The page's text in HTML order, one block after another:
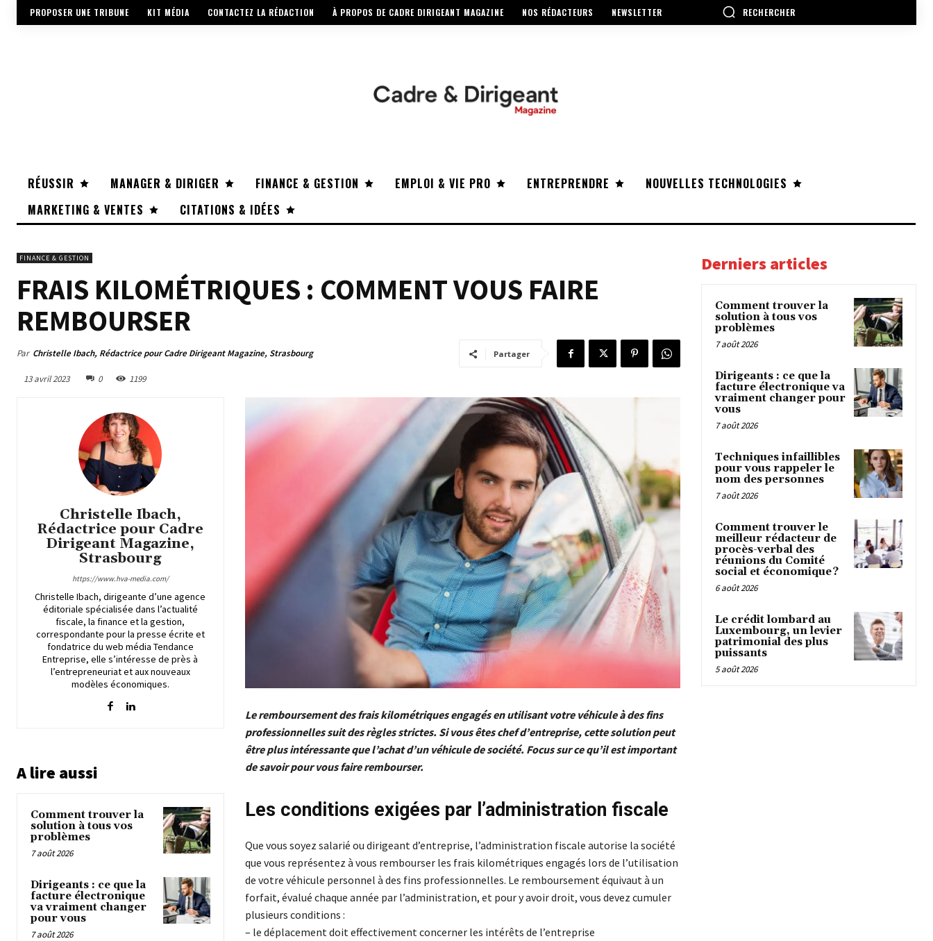
PROPOSER UNE TRIBUNE KIT MÉDIA CONTACTEZ LA RÉDACTION À PROPOS DE CADRE DIRIGEANT MAGAZINE NOS RÉDACTEURS NEWSLETTER RECHERCHER
RÉUSSIR MANAGER & DIRIGER FINANCE & GESTION EMPLOI & VIE PRO ENTREPRENDRE
NOUVELLES TECHNOLOGIES
MARKETING & VENTES
CITATIONS & IDÉES
FINANCE & GESTION
FRAIS KILOMÉTRIQUES : COMMENT VOUS FAIRE
REMBOURSER
Par Christelle Ibach, Rédactrice pour Cadre Dirigeant Magazine, Strasbourg
13 avril 2023 0 1199
Partager
Christelle Ibach,
Rédactrice pour Cadre
Dirigeant Magazine,
Strasbourg
https://www.hva-media.com/
Christelle Ibach, dirigeante d’une agence
éditoriale spécialisée dans l’actualité
fiscale, la finance et la gestion,
correspondante pour la presse écrite et
fondatrice du web média Tendance
Entreprise, elle s’intéresse de près à
l’entrepreneuriat et aux nouveaux
modèles économiques.
A lire aussi
Comment trouver la
solution à tous vos
problèmes
7 août 2026
Dirigeants : ce que la
facture électronique
va vraiment changer
pour vous
7 août 2026
Le remboursement des frais kilométriques engagés en utilisant votre véhicule à des fins
professionnelles suit des règles strictes. Si vous êtes chef d’entreprise, cette solution peut
être plus intéressante que l’achat d’un véhicule de société. Focus sur ce qu’il est important
de savoir pour vous faire rembourser.
Les conditions exigées par l’administration fiscale
Que vous soyez salarié ou dirigeant d’entreprise, l’administration fiscale autorise la société
que vous représentez à vous rembourser les frais kilométriques engagés lors de l’utilisation
de votre véhicule personnel à des fins professionnelles. Le remboursement équivaut à un
forfait, évalué chaque année par l’administration, et pour y avoir droit, vous devez cumuler
plusieurs conditions :
– le déplacement doit effectivement concerner les intérêts de l’entreprise
Derniers articles
Comment trouver la
solution à tous vos
problèmes
7 août 2026
Dirigeants : ce que la
facture électronique va
vraiment changer pour
vous
7 août 2026
Techniques infaillibles
pour vous rappeler le
nom des personnes
7 août 2026
Comment trouver le
meilleur rédacteur de
procès-verbal des
réunions du Comité
social et économique ?
6 août 2026
Le crédit lombard au
Luxembourg, un levier
patrimonial des plus
puissants
5 août 2026